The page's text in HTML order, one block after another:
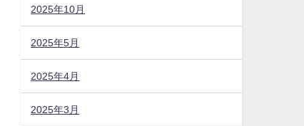
2025年10月
2025年5月
2025年4月
2025年3月